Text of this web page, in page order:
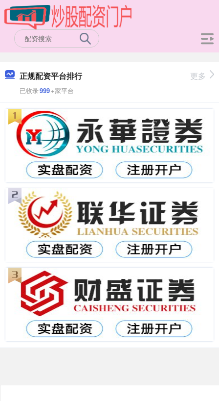
正规配资平台排行
已收录999+家平台
更多